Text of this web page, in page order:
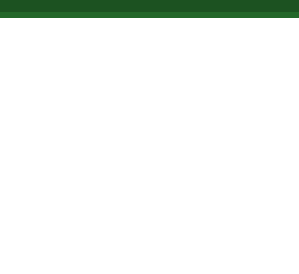
Skip to main content